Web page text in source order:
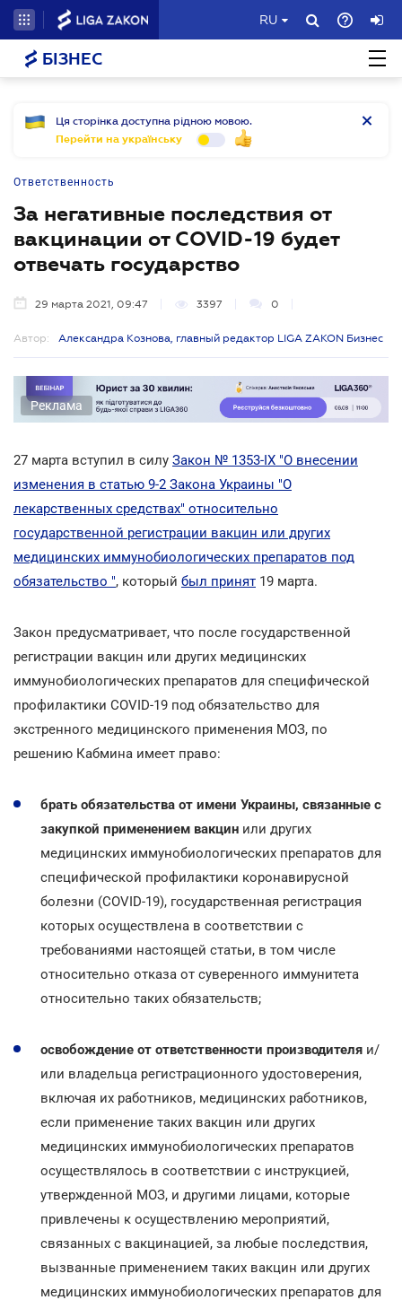
RU
БІЗНЕС
Ця сторінка доступна рідною мовою.
Перейти на українську
Ответственность
За негативные последствия от
вакцинации от COVID-19 будет
отвечать государство
29 марта 2021, 09:47 3397 0
Автор: Александра Кознова, главный редактор LIGA ZAKON Бизнес
Реклама
27 марта вступил в силу Закон № 1353-IX "О внесении
изменения в статью 9-2 Закона Украины "О
лекарственных средствах" относительно
государственной регистрации вакцин или других
медицинских иммунобиологических препаратов под
обязательство ", который был принят 19 марта.
Закон предусматривает, что после государственной
регистрации вакцин или других медицинских
иммунобиологических препаратов для специфической
профилактики COVID-19 под обязательство для
экстренного медицинского применения МОЗ, по
решению Кабмина имеет право:
брать обязательства от имени Украины, связанные с
закупкой применением вакцин или других
медицинских иммунобиологических препаратов для
специфической профилактики коронавирусной
болезни (COVID-19), государственная регистрация
которых осуществлена в соответствии с
требованиями настоящей статьи, в том числе
относительно отказа от суверенного иммунитета
относительно таких обязательств;
освобождение от ответственности производителя и/
или владельца регистрационного удостоверения,
включая их работников, медицинских работников,
если применение таких вакцин или других
медицинских иммунобиологических препаратов
осуществлялось в соответствии с инструкцией,
утвержденной МОЗ, и другими лицами, которые
привлечены к осуществлению мероприятий,
связанных с вакцинацией, за любые последствия,
вызванные применением таких вакцин или других
медицинских иммунобиологических препаратов для